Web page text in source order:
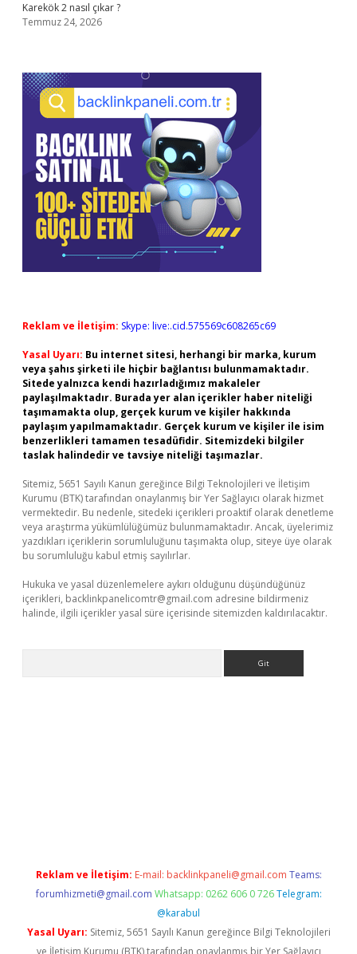
Karekök 2 nasıl çıkar ?
Temmuz 24, 2026
Reklam ve İletişim: Skype: live:.cid.575569c608265c69
Yasal Uyarı: Bu internet sitesi, herhangi bir marka, kurum
veya şahıs şirketi ile hiçbir bağlantısı bulunmamaktadır.
Sitede yalnızca kendi hazırladığımız makaleler
paylaşılmaktadır. Burada yer alan içerikler haber niteliği
taşımamakta olup, gerçek kurum ve kişiler hakkında
paylaşım yapılmamaktadır. Gerçek kurum ve kişiler ile isim
benzerlikleri tamamen tesadüfidir. Sitemizdeki bilgiler
taslak halindedir ve tavsiye niteliği taşımazlar.
Sitemiz, 5651 Sayılı Kanun gereğince Bilgi Teknolojileri ve İletişim
Kurumu (BTK) tarafından onaylanmış bir Yer Sağlayıcı olarak hizmet
vermektedir. Bu nedenle, sitedeki içerikleri proaktif olarak denetleme
veya araştırma yükümlülüğümüz bulunmamaktadır. Ancak, üyelerimiz
yazdıkları içeriklerin sorumluluğunu taşımakta olup, siteye üye olarak
bu sorumluluğu kabul etmiş sayılırlar.
Hukuka ve yasal düzenlemelere aykırı olduğunu düşündüğünüz
içerikleri, backlinkpanelicomtr@gmail.com adresine bildirmeniz
halinde, ilgili içerikler yasal süre içerisinde sitemizden kaldırılacaktır.
Reklam ve İletişim: E-mail: backlinkpaneli@gmail.com Teams:
forumhizmeti@gmail.com Whatsapp: 0262 606 0 726 Telegram:
@karabul
Yasal Uyarı: Sitemiz, 5651 Sayılı Kanun gereğince Bilgi Teknolojileri
ve İletişim Kurumu (BTK) tarafından onaylanmış bir Yer Sağlayıcı